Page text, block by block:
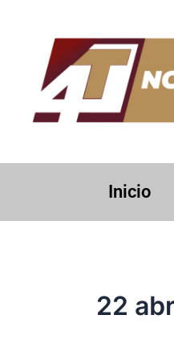
contenido
Inicio
22